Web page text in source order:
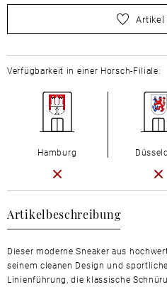
wählen SieArtikel
Artikelbeschreibung
Dieser moderne Sneaker aus
seinem cleanen Design und
Linienführung, die klassische
Verfügbarkeit in einer Horsch-Filiale:
Hamburg